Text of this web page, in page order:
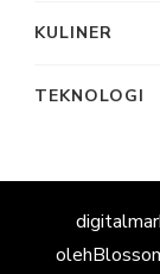
KULINER
TEKNOLOGI
oleh